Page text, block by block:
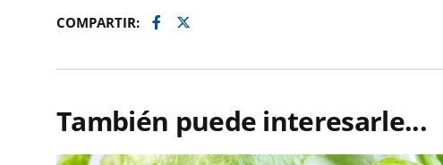
COMPARTIR: Facebook
Twitter
También puede interesarle...